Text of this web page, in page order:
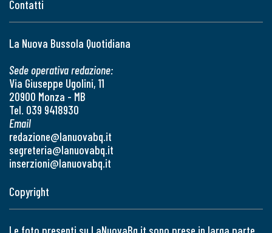
Contatti
La Nuova Bussola Quotidiana
Sede operativa redazione:
Via Giuseppe Ugolini, 11
20900 Monza - MB
Tel. 039 9418930
Email
redazione@lanuovabq.it
segreteria@lanuovabq.it
inserzioni@lanuovabq.it
Copyright